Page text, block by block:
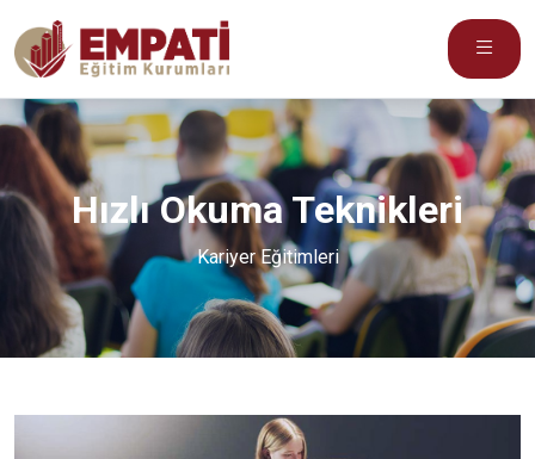
Hızlı Okuma Teknikleri
Kariyer Eğitimleri